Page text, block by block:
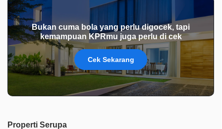
Bukan cuma bola yang perlu digocek, tapi
kemampuan KPRmu juga perlu di cek
Cek Sekarang
Properti Serupa